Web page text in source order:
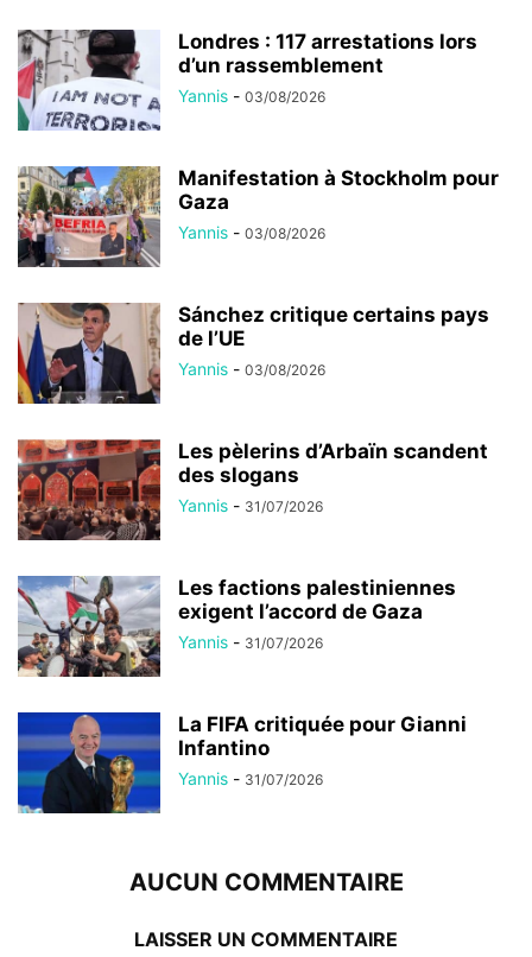
Londres : 117 arrestations lors
d’un rassemblement
Yannis - 03/08/2026
Manifestation à Stockholm pour
Gaza
Yannis - 03/08/2026
Sánchez critique certains pays
de l’UE
Yannis - 03/08/2026
Les pèlerins d’Arbaïn scandent
des slogans
Yannis - 31/07/2026
Les factions palestiniennes
exigent l’accord de Gaza
Yannis - 31/07/2026
La FIFA critiquée pour Gianni
Infantino
Yannis - 31/07/2026
AUCUN COMMENTAIRE
LAISSER UN COMMENTAIRE